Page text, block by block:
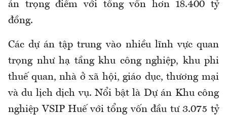
án trọng điểm với tổng vốn hơn 18.400 tỷ
đồng.
Các dự án tập trung vào nhiều lĩnh vực quan
trọng như hạ tầng khu công nghiệp, khu phi
thuế quan, nhà ở xã hội, giáo dục, thương mại
và du lịch dịch vụ. Nổi bật là Dự án Khu công
nghiệp VSIP Huế với tổng vốn đầu tư 3.075 tỷ